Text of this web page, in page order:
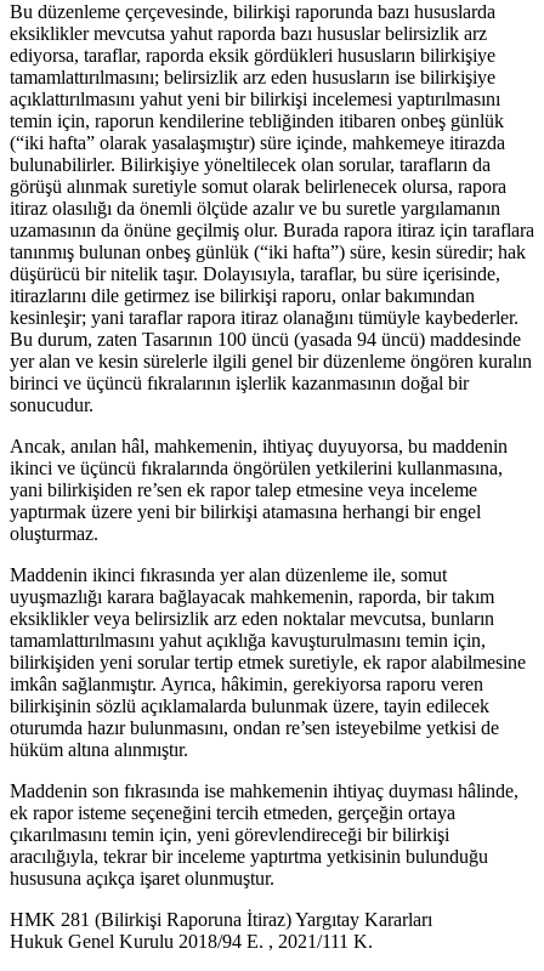
Bu düzenleme çerçevesinde, bilirkişi raporunda bazı hususlarda
eksiklikler mevcutsa yahut raporda bazı hususlar belirsizlik arz
ediyorsa, taraflar, raporda eksik gördükleri hususların bilirkişiye
tamamlattırılmasını; belirsizlik arz eden hususların ise bilirkişiye
açıklattırılmasını yahut yeni bir bilirkişi incelemesi yaptırılmasını
temin için, raporun kendilerine tebliğinden itibaren onbeş günlük
(“iki hafta” olarak yasalaşmıştır) süre içinde, mahkemeye itirazda
bulunabilirler. Bilirkişiye yöneltilecek olan sorular, tarafların da
görüşü alınmak suretiyle somut olarak belirlenecek olursa, rapora
itiraz olasılığı da önemli ölçüde azalır ve bu suretle yargılamanın
uzamasının da önüne geçilmiş olur. Burada rapora itiraz için taraflara
tanınmış bulunan onbeş günlük (“iki hafta”) süre, kesin süredir; hak
düşürücü bir nitelik taşır. Dolayısıyla, taraflar, bu süre içerisinde,
itirazlarını dile getirmez ise bilirkişi raporu, onlar bakımından
kesinleşir; yani taraflar rapora itiraz olanağını tümüyle kaybederler.
Bu durum, zaten Tasarının 100 üncü (yasada 94 üncü) maddesinde
yer alan ve kesin sürelerle ilgili genel bir düzenleme öngören kuralın
birinci ve üçüncü fıkralarının işlerlik kazanmasının doğal bir
sonucudur.
Ancak, anılan hâl, mahkemenin, ihtiyaç duyuyorsa, bu maddenin
ikinci ve üçüncü fıkralarında öngörülen yetkilerini kullanmasına,
yani bilirkişiden re’sen ek rapor talep etmesine veya inceleme
yaptırmak üzere yeni bir bilirkişi atamasına herhangi bir engel
oluşturmaz.
Maddenin ikinci fıkrasında yer alan düzenleme ile, somut
uyuşmazlığı karara bağlayacak mahkemenin, raporda, bir takım
eksiklikler veya belirsizlik arz eden noktalar mevcutsa, bunların
tamamlattırılmasını yahut açıklığa kavuşturulmasını temin için,
bilirkişiden yeni sorular tertip etmek suretiyle, ek rapor alabilmesine
imkân sağlanmıştır. Ayrıca, hâkimin, gerekiyorsa raporu veren
bilirkişinin sözlü açıklamalarda bulunmak üzere, tayin edilecek
oturumda hazır bulunmasını, ondan re’sen isteyebilme yetkisi de
hüküm altına alınmıştır.
Maddenin son fıkrasında ise mahkemenin ihtiyaç duyması hâlinde,
ek rapor isteme seçeneğini tercih etmeden, gerçeğin ortaya
çıkarılmasını temin için, yeni görevlendireceği bir bilirkişi
aracılığıyla, tekrar bir inceleme yaptırtma yetkisinin bulunduğu
hususuna açıkça işaret olunmuştur.
HMK 281 (Bilirkişi Raporuna İtiraz) Yargıtay Kararları
Hukuk Genel Kurulu 2018/94 E. , 2021/111 K.